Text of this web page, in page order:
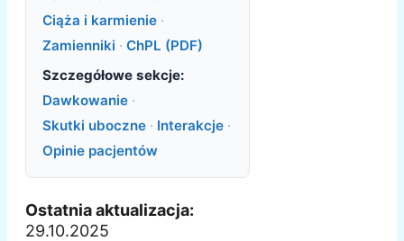
Ciąża i karmienie ·
Zamienniki · ChPL (PDF)
Szczegółowe sekcje:
Dawkowanie ·
Skutki uboczne · Interakcje ·
Opinie pacjentów
Ostatnia aktualizacja:
29.10.2025